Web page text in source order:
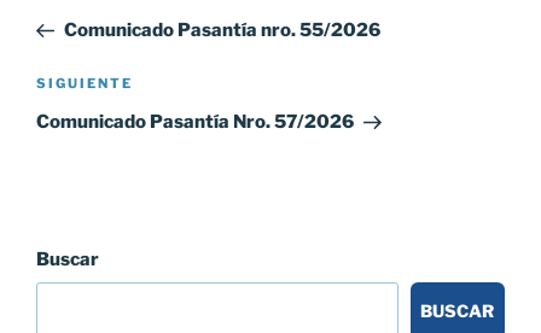
entradas
anterior:
Comunicado Pasantía nro. 55/2026
Siguiente
entrada
SIGUIENTE
Comunicado Pasantía Nro. 57/2026
Buscar
BUSCAR